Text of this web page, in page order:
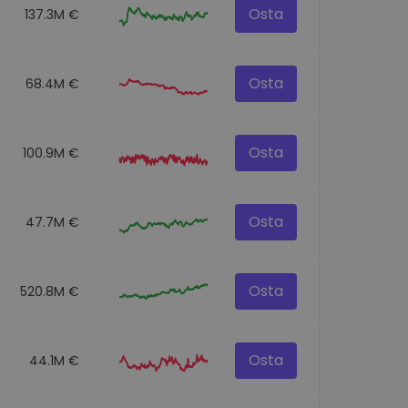
137.3M € Osta
68.4M € Osta
100.9M € Osta
47.7M € Osta
520.8M € Osta
44.1M € Osta